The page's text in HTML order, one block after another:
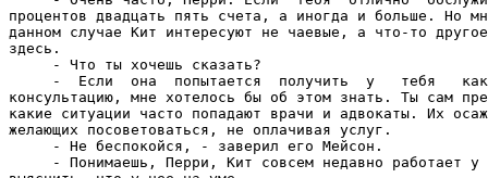
процентов двадцать пять счета, а иногда и больше. Но
данном случае Кит интересуют не чаевые, а что-то
здесь.
     - Что ты хочешь сказать?
-  Если  она  попытается  получить  у   тебя
консультацию, мне хотелось бы об этом знать. Ты сам
какие ситуации часто попадают врачи и адвокаты. Их
желающих посоветоваться, не оплачивая услуг.
     - Не беспокойся, - заверил его Мейсон.
- Понимаешь, Перри, Кит совсем недавно работает у